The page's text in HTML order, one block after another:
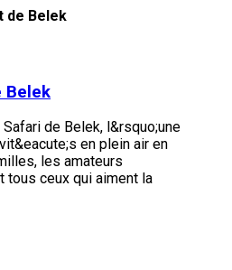
de Belek
Belek
de Belek, l&rsquo;une
en plein air en
les amateurs
tous ceux qui aiment la